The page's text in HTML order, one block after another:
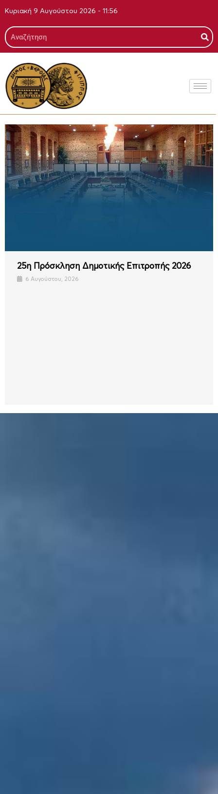
περιεχόμενο
Κυριακή 9 Αυγούστου 2026 - 11:56
Search
25η Πρόσκληση Δημοτικής Επιτροπής 2026
6 Αυγούστου, 2026